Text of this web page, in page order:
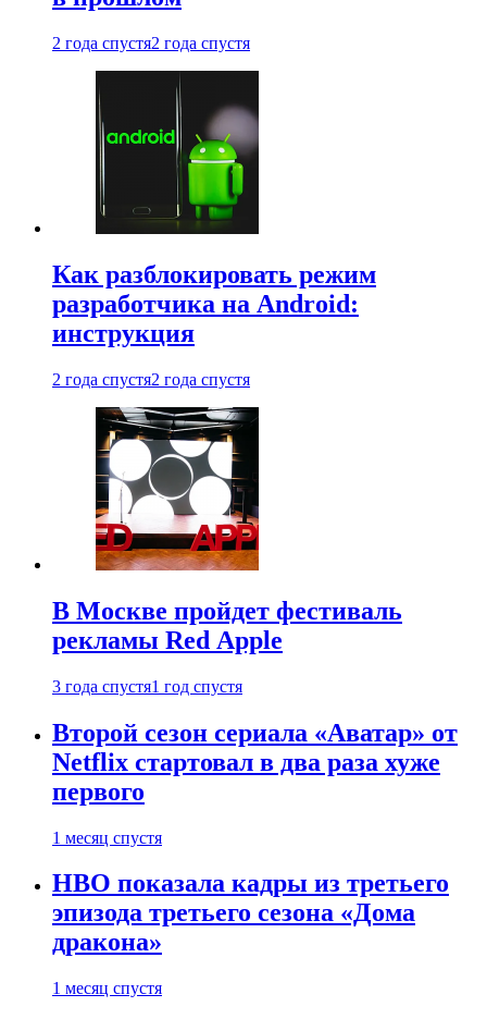
2 года спустя2 года спустя
Как разблокировать режим
разработчика на Android:
инструкция
2 года спустя2 года спустя
В Москве пройдет фестиваль
рекламы Red Apple
3 года спустя1 год спустя
Второй сезон сериала «Аватар» от
Netflix стартовал в два раза хуже
первого
1 месяц спустя
HBO показала кадры из третьего
эпизода третьего сезона «Дома
дракона»
1 месяц спустя